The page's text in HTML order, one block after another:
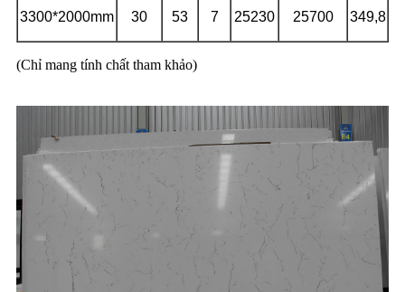
3300*2000mm 30 53 7 25230 25700 349,8
(Chỉ mang tính chất tham khảo)